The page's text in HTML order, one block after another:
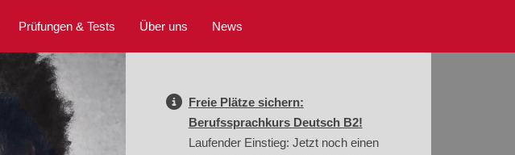
Prüfungen & Tests Über uns News
Freie Plätze sichern:
Berufssprachkurs Deutsch B2!
Laufender Einstieg: Jetzt noch einen